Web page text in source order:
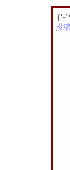
('-
投